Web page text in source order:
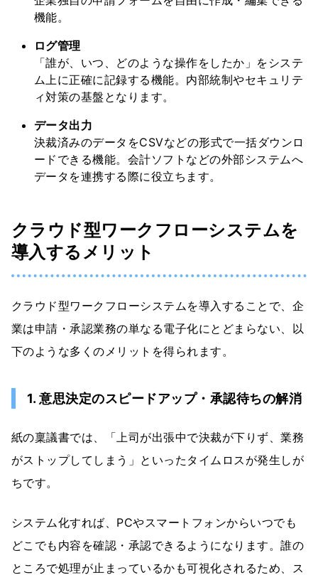
機能。
ログ管理
「誰が、いつ、どのような操作をしたか」をシステ
ム上に正確に記録する機能。内部統制やセキュリテ
ィ対策の基盤となります。
データ出力
決裁済みのデータをCSVなどの形式で一括ダウンロ
ードできる機能。会計ソフトなどの外部システムへ
データを連携する際に役立ちます。
クラウド型ワークフローシステムを
導入するメリット
クラウド型ワークフローシステムを導入することで、企
業は申請・承認業務の単なる電子化にとどまらない、以
下のような多くのメリットを得られます。
1. 意思決定のスピードアップ・承認待ちの解消
紙の稟議書では、「上司が出張中で決裁が下りず、業務
がストップしてしまう」といったタイムロスが発生しが
ちです。
システム化すれば、PCやスマートフォンからいつでも
どこでも内容を確認・承認できるようになります。誰の
ところで処理が止まっているかも可視化されるため、ス